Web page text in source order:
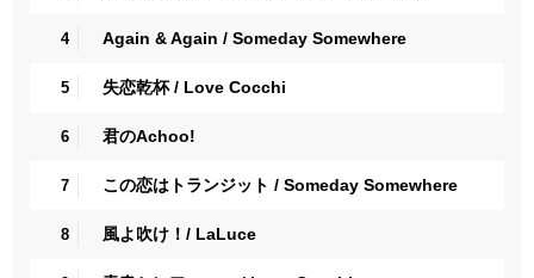
4 Again & Again / Someday Somewhere
5 失恋乾杯 / Love Cocchi
6 君のAchoo!
7 この恋はトランジット / Someday Somewhere
8 風よ吹け！/ LaLuce